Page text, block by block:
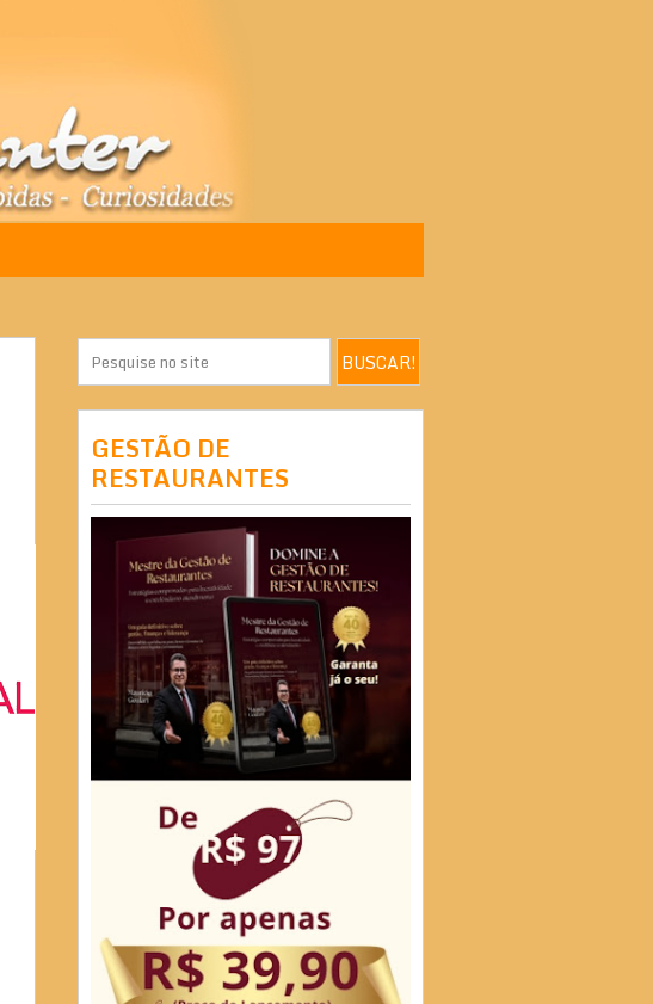
GESTÃO DE
RESTAURANTES